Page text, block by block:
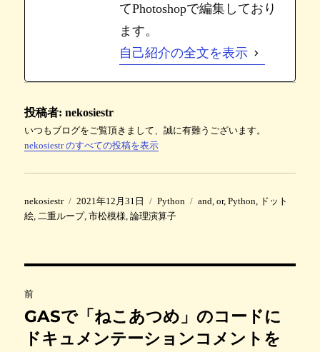
てPhotoshopで編集しており
ます。
自己紹介の全文を表示
投稿者: nekosiestr
いつもブログをご覧頂きまして、誠に有難うございます。
nekosiestr のすべての投稿を表示
投
稿
nekosiestr
投
稿
2021年12月31日
カ
テ
Python
タ
and ,or,Python
ドット
絵 二重ループ,市松模様 ,論理演算子
稿
ナ
前
前
の
GASで「ねこあつめ」のコードに
ドキュメンテーションコメントを